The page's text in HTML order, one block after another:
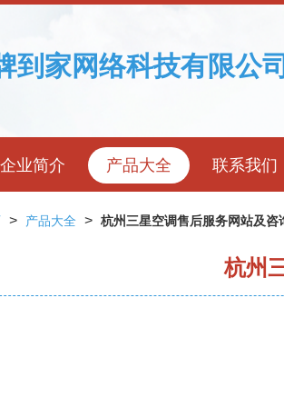
到家网络科技有限公司
企业简介 产品大全 联系我们
> 产品大全 > 杭州三星空调售后服务网站及咨
杭州